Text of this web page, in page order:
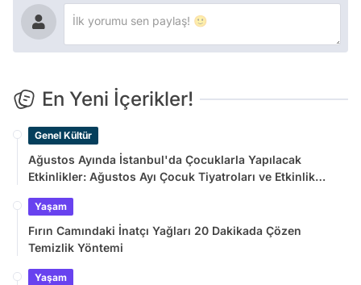
En Yeni İçerikler!
Genel Kültür
Ağustos Ayında İstanbul'da Çocuklarla Yapılacak
Etkinlikler: Ağustos Ayı Çocuk Tiyatroları ve Etkinlik
Yaşam
Fırın Camındaki İnatçı Yağları 20 Dakikada Çözen
Temizlik Yöntemi
Yaşam